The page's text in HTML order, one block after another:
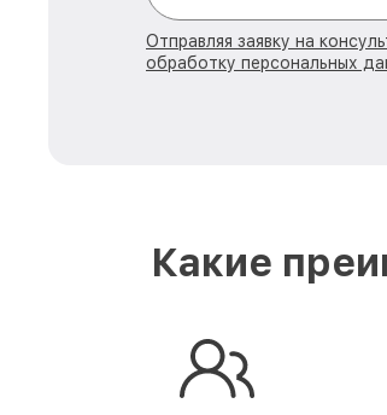
Отправляя заявку на
обработку персональных
Какие